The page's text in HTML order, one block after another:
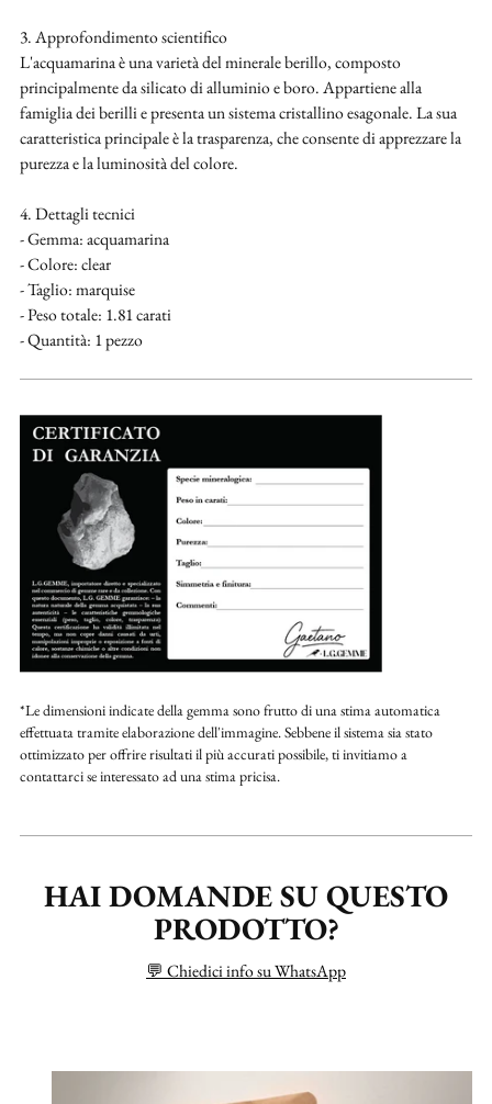
3. Approfondimento scientifico
L'acquamarina è una varietà del minerale berillo, composto
principalmente da silicato di alluminio e boro. Appartiene alla
famiglia dei berilli e presenta un sistema cristallino esagonale. La sua
caratteristica principale è la trasparenza, che consente di apprezzare la
purezza e la luminosità del colore.
4. Dettagli tecnici
- Gemma: acquamarina
- Colore: clear
- Taglio: marquise
- Peso totale: 1.81 carati
- Quantità: 1 pezzo
*Le dimensioni indicate della gemma sono frutto di una stima automatica
effettuata tramite elaborazione dell'immagine. Sebbene il sistema sia stato
ottimizzato per offrire risultati il più accurati possibile, ti invitiamo a
contattarci se interessato ad una stima pricisa.
HAI DOMANDE SU QUESTO
PRODOTTO?
💬 Chiedici info su WhatsApp